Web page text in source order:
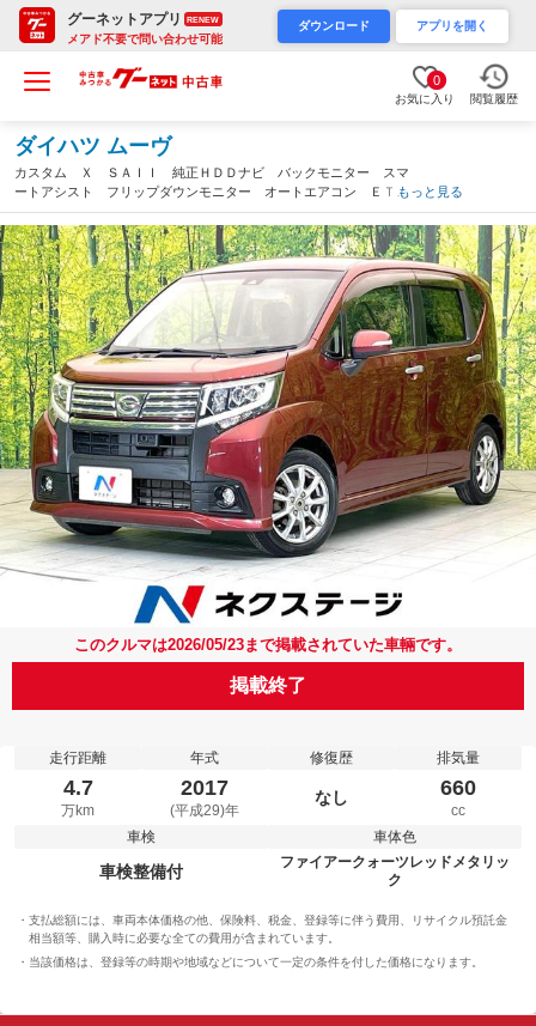
グーネットアプリ RENEW
メアド不要で問い合わせ可能
ダウンロード アプリを開く
0
お気に入り 閲覧履歴
ダイハツ ムーヴ
カスタム Ｘ ＳＡＩＩ 純正ＨＤＤナビ バックモニター スマ
ートアシスト フリップダウンモニター オートエアコン ＥＴ
Ｃ ＬＥＤヘッド フォグ シートリフター 電動格納ミラー ス
マートキー アイドリングストップ（静岡県）
もっと見る
このクルマは2026/05/23まで掲載されていた車輛です。
掲載終了
走行距離
4.7
万km
年式
2017
(平成29)年
修復歴
なし
排気量
660
cc
車検
車検整備付
車体色
ファイアークォーツレッドメタリッ
ク
支払総額には、車両本体価格の他、保険料、税金、登録等に伴う費用、リサイクル預託金
相当額等、購入時に必要な全ての費用が含まれています。
当該価格は、登録等の時期や地域などについて一定の条件を付した価格になります。